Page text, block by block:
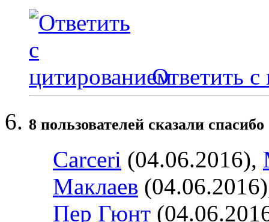
Ответить с
8 пользователей сказали
Carceri (04.06.2016),
Маклаев
Пер Гюнт